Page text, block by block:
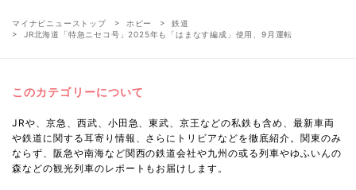
マイナビニューストップ ホビー
鉄道
JR北海道「特急ニセコ号」2025年も「はまなす編成」使用、9月運転
このカテゴリーについて
JRや、京急、西武、小田急、東武、京王などの私鉄も含め、最新車両
や鉄道に関する耳寄り情報、さらにトリビアなどを徹底紹介。関東のみ
ならず、阪急や南海など関西の鉄道会社や九州の或る列車やゆふいんの
森などの観光列車のレポートもお届けします。